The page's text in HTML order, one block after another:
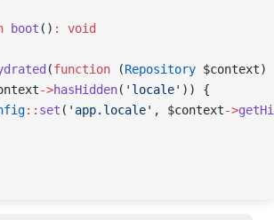
boot () :
void
(function (Repository $context)
->hasHidden( 'locale' )) {
:: set ( 'app.locale' , $context->